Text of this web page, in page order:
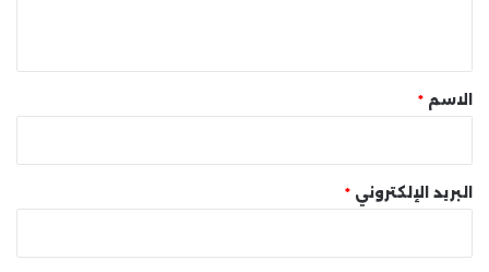
* الاسم *
البريد الإلكتروني *